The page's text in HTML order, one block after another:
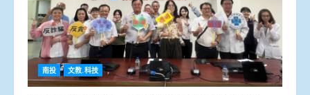
南投 文教.科技